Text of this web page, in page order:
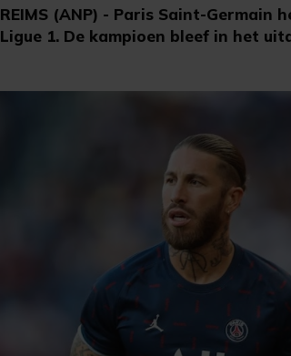
REIMS (ANP) - Paris Saint-
Ligue 1. De kampioen bleef in het